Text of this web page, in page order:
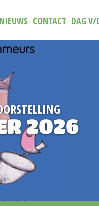
NIEUWS CONTACT DAG